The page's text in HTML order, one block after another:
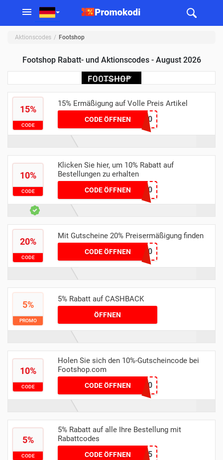
Aktionscodes Footshop
Footshop Rabatt- und Aktionscodes - August 2026
15%
CODE
15% Ermäßigung auf Volle Preis Artikel
CODE ÖFFNEN262280
10%
CODE
Klicken Sie hier, um 10% Rabatt auf
Bestellungen zu erhalten
CODE ÖFFNENRICH10
20%
CODE
Mit Gutscheine 20% Preisermäßigung finden
CODE ÖFFNENAPP20
5%
PROMO
5% Rabatt auf CASHBACK
ÖFFNEN
10%
CODE
Holen Sie sich den 10%-Gutscheincode bei
Footshop.com
CODE ÖFFNEN
FTSHPCOUPUK10
5%
CODE
5% Rabatt auf alle Ihre Bestellung mit
Rabattcodes
CODE ÖFFNEN APP5